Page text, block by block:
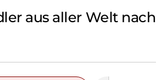
aus aller Welt nach